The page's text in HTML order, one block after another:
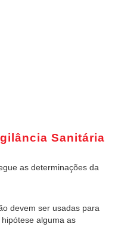
Sanitária
as determinações da
devem ser usadas para
alguma as